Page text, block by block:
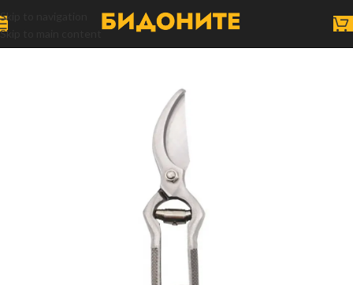
Skip to navigation
Skip to main content